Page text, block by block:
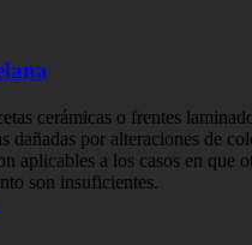
cerámicas o frentes
dañadas por alteraciones de
aplicables a los casos en que
son insuficientes.